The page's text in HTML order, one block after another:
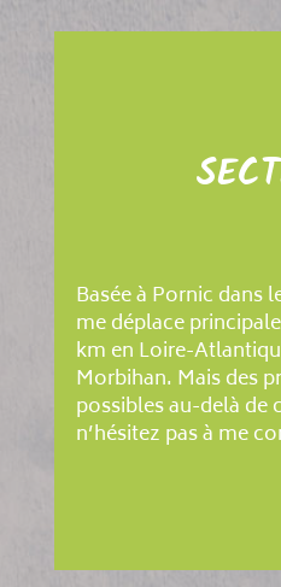
Basée à Pornic dans
me déplace
km en Loire-
Morbihan. Mais des
possibles au-delà de
n’hésitez pas à me